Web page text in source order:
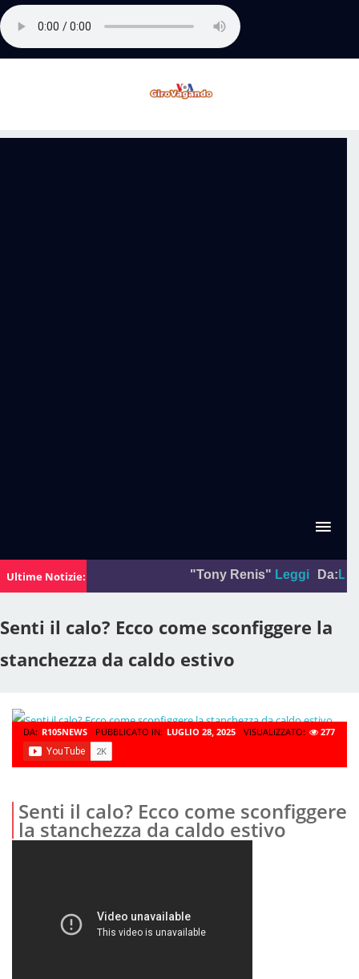
Ultime Notizie: "Tony Renis" Leggi Da: La
Senti il calo? Ecco come sconfiggere la
stanchezza da caldo estivo
DA: R105NEWS PUBBLICATO IN: LUGLIO 28, 2025 VISUALIZZATO: 277
Senti il calo? Ecco come sconfiggere
la stanchezza da caldo estivo